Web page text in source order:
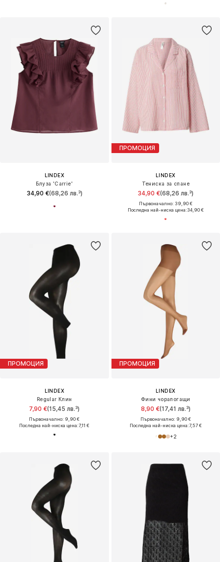
LINDEX
Блуза 'Carrie'
34,90 €(68,26 лв.³)
ПРОМОЦИЯ
LINDEX
Тениска за спане
34,90 €(68,26 лв.³)
Първоначално: 39,90 €
Последна най-ниска цена:34,90 €
ПРОМОЦИЯ
LINDEX
Regular Клин
7,90 €(15,45 лв.³)
Първоначално: 9,90 €
Последна най-ниска цена:7,11 €
ПРОМОЦИЯ
LINDEX
Фини чорапогащи
8,90 €(17,41 лв.³)
Първоначално: 9,90 €
Последна най-ниска цена:7,57 €
+2